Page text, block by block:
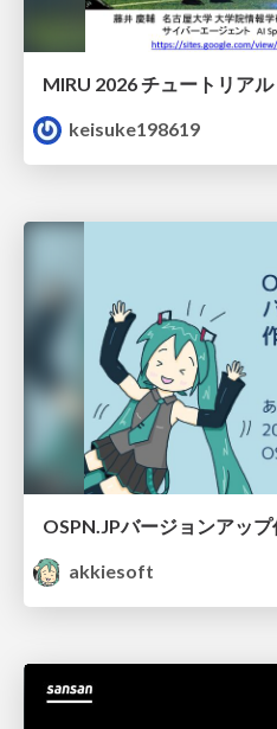
MIRU 2026 チュートリアル
keisuke198619
akkiesoft